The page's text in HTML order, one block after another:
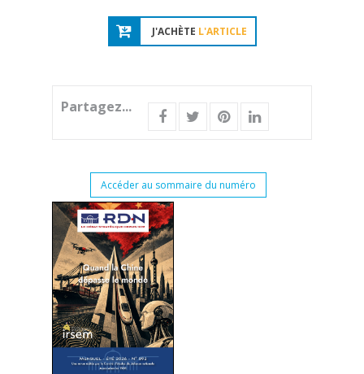
J'ACHÈTE L'ARTICLE
Partagez...
Accéder au sommaire du numéro